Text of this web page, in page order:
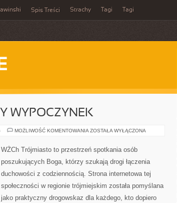
Spis Treści Strachy Tagi Tagi
WYPOCZYNEK
MOŻLIWOŚĆ KOMENTOWANIA ROWERY
WYPOCZYNEK
ZOSTAŁA WYŁĄCZONA
WŻCh Trójmiasto to przestrzeń spotkania osób
poszukujących Boga, którzy szukają drogi łączenia
duchowości z codziennością. Strona internetowa tej
społeczności w regionie trójmiejskim została pomyślana
jako praktyczny drogowskaz dla każdego, kto dopiero